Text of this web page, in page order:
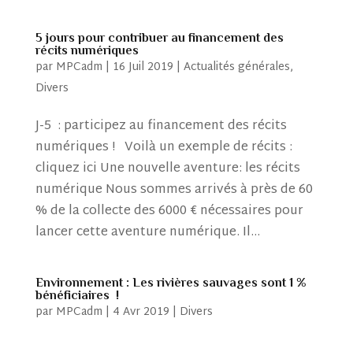
5 jours pour contribuer au financement des
récits numériques
par MPCadm | 16 Juil 2019 | Actualités générales,
Divers
J-5 : participez au financement des récits
numériques ! Voilà un exemple de récits :
cliquez ici Une nouvelle aventure: les récits
numérique Nous sommes arrivés à près de 60
% de la collecte des 6000 € nécessaires pour
lancer cette aventure numérique. Il...
Environnement : Les rivières sauvages sont 1 %
bénéficiaires !
par MPCadm | 4 Avr 2019 | Divers